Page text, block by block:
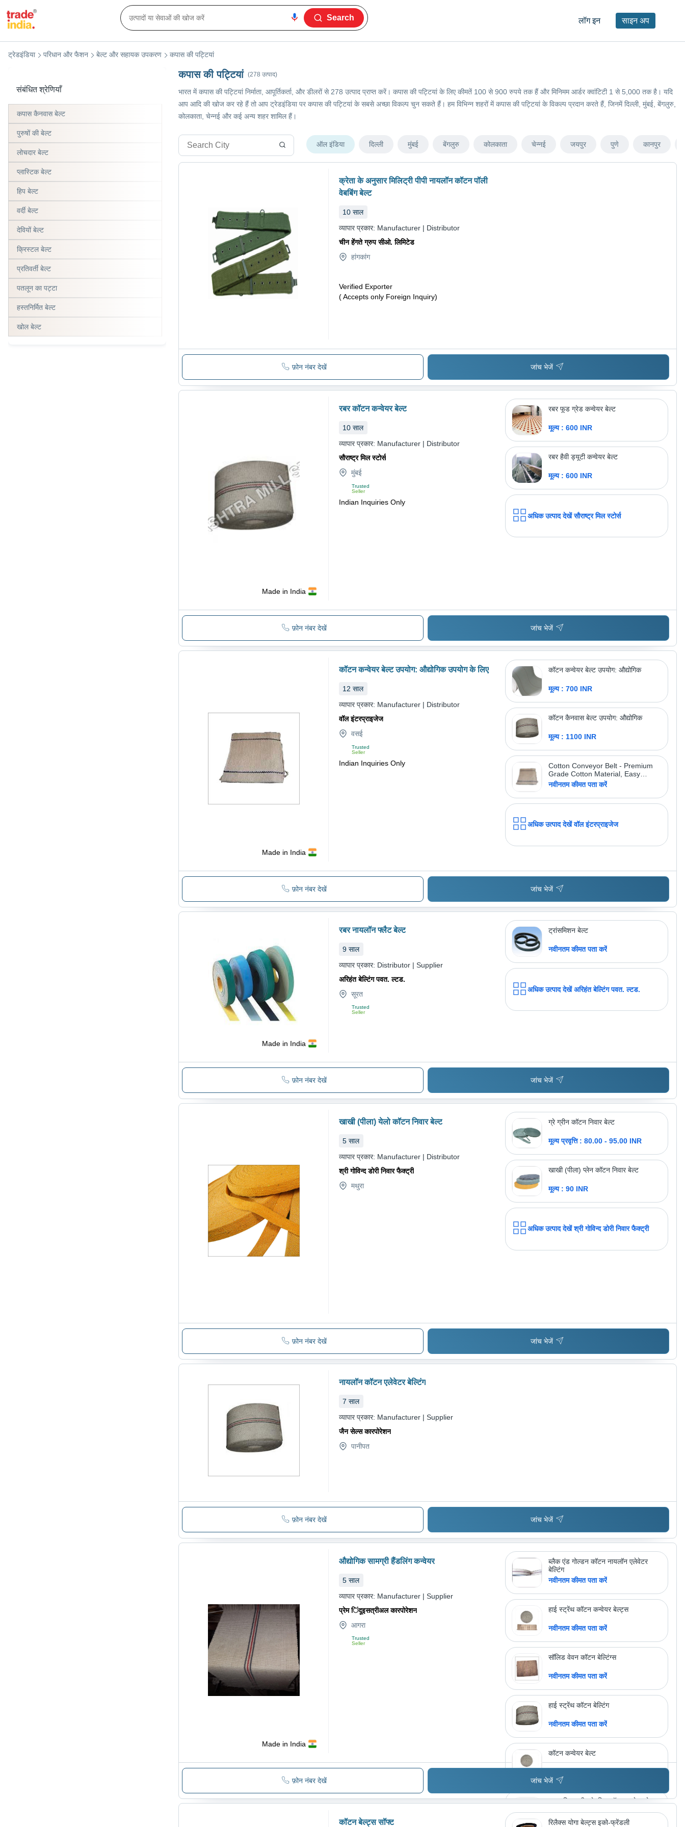
लॉग इन साइन अप
Search
कपास की पट्टियां (278 उत्पाद)
भारत में कपास की पट्टियां निर्माता, आपूर्तिकर्ता, और डीलरों से 278 उत्पाद प्राप्त करें। कपास की पट्टियां के लिए कीमतें 100 से 900 रुपये तक हैं और मिनिमम आर्डर क्वांटिटी 1 से 5,000 तक है। यदि
आप आदि की खोज कर रहे हैं तो आप ट्रेडइंडिया पर कपास की पट्टियां के सबसे अच्छा विकल्प चुन सकते हैं। हम विभिन्न शहरों में कपास की पट्टियां के विकल्प प्रदान करते हैं, जिनमें दिल्ली, मुंबई, बेंगलुरु,
कोलकाता, चेन्नई और कई अन्य शहर शामिल हैं।
ऑल इंडिया दिल्ली मुंबई बेंगलुरु कोलकाता चेन्नई जयपुर पुणे कानपुर
क्रेता के अनुसार मिलिट्री पीपी नायलॉन कॉटन पॉली
वेबबिंग बेल्ट
10 साल
व्यापार प्रकार: Manufacturer | Distributor
चीन हेंगते ग्रुप सीओ. लिमिटेड
हांगकांग
Verified Exporter
( Accepts only Foreign Inquiry)
फ़ोन नंबर देखें जांच भेजें
Made in India
रबर कॉटन कन्वेयर बेल्ट
10 साल
व्यापार प्रकार: Manufacturer | Distributor
सौराष्ट्र मिल स्टोर्स
मुंबई
Trusted
Seller
Indian Inquiries Only
रबर फूड ग्रेड कन्वेयर बेल्ट
मूल्य : 600 INR
रबर हैवी ड्यूटी कन्वेयर बेल्ट
मूल्य : 600 INR
अधिक उत्पाद देखें सौराष्ट्र मिल स्टोर्स
फ़ोन नंबर देखें जांच भेजें
Made in India
कॉटन कन्वेयर बेल्ट उपयोग: औद्योगिक उपयोग के लिए
12 साल
व्यापार प्रकार: Manufacturer | Distributor
वॉल इंटरप्राइजेज
वसई
Trusted
Seller
Indian Inquiries Only
कॉटन कन्वेयर बेल्ट उपयोग: औद्योगिक
मूल्य : 700 INR
कॉटन कैनवास बेल्ट उपयोग: औद्योगिक
मूल्य : 1100 INR
Cotton Conveyor Belt - Premium
Grade Cotton Material, Easy
Installation & Low Maintenance |
नवीनतम कीमत पता करें
अधिक उत्पाद देखें वॉल इंटरप्राइजेज
फ़ोन नंबर देखें जांच भेजें
Made in India
रबर नायलॉन फ्लैट बेल्ट
9 साल
व्यापार प्रकार: Distributor | Supplier
अरिहंत बेल्टिंग पवत. ल्टड.
सूरत
Trusted
Seller
ट्रांसमिशन बेल्ट
नवीनतम कीमत पता करें
अधिक उत्पाद देखें अरिहंत बेल्टिंग पवत. ल्टड.
फ़ोन नंबर देखें जांच भेजें
खाखी (पीला) येलो कॉटन निवार बेल्ट
5 साल
व्यापार प्रकार: Manufacturer | Distributor
श्री गोविन्द डोरी निवार फैक्ट्री
मथुरा
ग्रे ग्रीन कॉटन निवार बेल्ट
मूल्य प्रवृत्ति : 80.00 - 95.00 INR
खाखी (पीला) प्लेन कॉटन निवार बेल्ट
मूल्य : 90 INR
अधिक उत्पाद देखें श्री गोविन्द डोरी निवार फैक्ट्री
फ़ोन नंबर देखें जांच भेजें
नायलॉन कॉटन एलेवेटर बेल्टिंग
7 साल
व्यापार प्रकार: Manufacturer | Supplier
जैन सेल्स कारपोरेशन
पानीपत
फ़ोन नंबर देखें जांच भेजें
Made in India
औद्योगिक सामग्री हैंडलिंग कन्वेयर
5 साल
व्यापार प्रकार: Manufacturer | Supplier
प्रेम िंदूइसत्रीअल कारपोरेशन
आगरा
Trusted
Seller
ब्लैक एंड गोल्डन कॉटन नायलॉन एलेवेटर
बेल्टिंग
नवीनतम कीमत पता करें
हाई स्ट्रेंथ कॉटन कन्वेयर बेल्ट्स
नवीनतम कीमत पता करें
सॉलिड वेवन कॉटन बेल्टिंग्स
नवीनतम कीमत पता करें
हाई स्ट्रेंथ कॉटन बेल्टिंग
नवीनतम कीमत पता करें
कॉटन कन्वेयर बेल्ट
राइस मिल मशीन के लिए कॉटन कन्वेयर बेल्ट
मूल्य : 30-225 INR
फ़ोन नंबर देखें जांच भेजें
कॉटन बेल्ट्स सॉफ्ट रिलैक्स योगा बेल्ट्स इको-फ्रेंडली
संबंधित श्रेणियाँ
कपास कैनवास बेल्ट
पुरुषों की बेल्ट
लोचदार बेल्ट
प्लास्टिक बेल्ट
हिप बेल्ट
वर्दी बेल्ट
देवियों बेल्ट
क्रिस्टल बेल्ट
प्रतिवर्ती बेल्ट
पतलून का पट्टा
हस्तनिर्मित बेल्ट
खोल बेल्ट
ट्रेडइंडिया परिधान और फैशन बेल्ट और सहायक उपकरण कपास की पट्टियां